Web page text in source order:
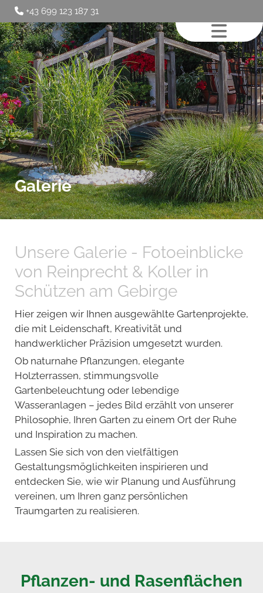
 +43 699 123 187 31
Galerie
Unsere Galerie - Fotoeinblicke
von Reinprecht & Koller in
Schützen am Gebirge
Hier zeigen wir Ihnen ausgewählte Gartenprojekte,
die mit Leidenschaft, Kreativität und
handwerklicher Präzision umgesetzt wurden.
Ob naturnahe Pflanzungen, elegante
Holzterrassen, stimmungsvolle
Gartenbeleuchtung oder lebendige
Wasseranlagen – jedes Bild erzählt von unserer
Philosophie, Ihren Garten zu einem Ort der Ruhe
und Inspiration zu machen.
Lassen Sie sich von den vielfältigen
Gestaltungsmöglichkeiten inspirieren und
entdecken Sie, wie wir Planung und Ausführung
vereinen, um Ihren ganz persönlichen
Traumgarten zu realisieren.
Pflanzen- und Rasenflächen